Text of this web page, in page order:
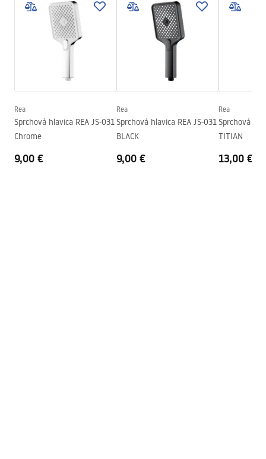
Šírka
23
mm
mm
Pielęgnacja
Pielęgnacja.pdf
Warranty_Terms_and_Conditions_Accessories_-_24.pdf
Rea
Sprchová hlavica REA JS-031
Chrome
9,00 €
Rea
Sprchová hlavica REA JS-031
BLACK
9,00 €
Rea
Sprchová
TITIAN
13,00 €